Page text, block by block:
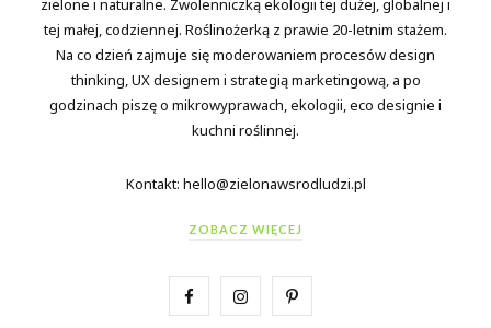
zielone i naturalne. Zwolenniczką ekologii tej dużej, globalnej i
tej małej, codziennej. Roślinożerką z prawie 20-letnim stażem.
Na co dzień zajmuje się moderowaniem procesów design
thinking, UX designem i strategią marketingową, a po
godzinach piszę o mikrowyprawach, ekologii, eco designie i
kuchni roślinnej.
Kontakt: hello@zielonawsrodludzi.pl
ZOBACZ WIĘCEJ
F I P